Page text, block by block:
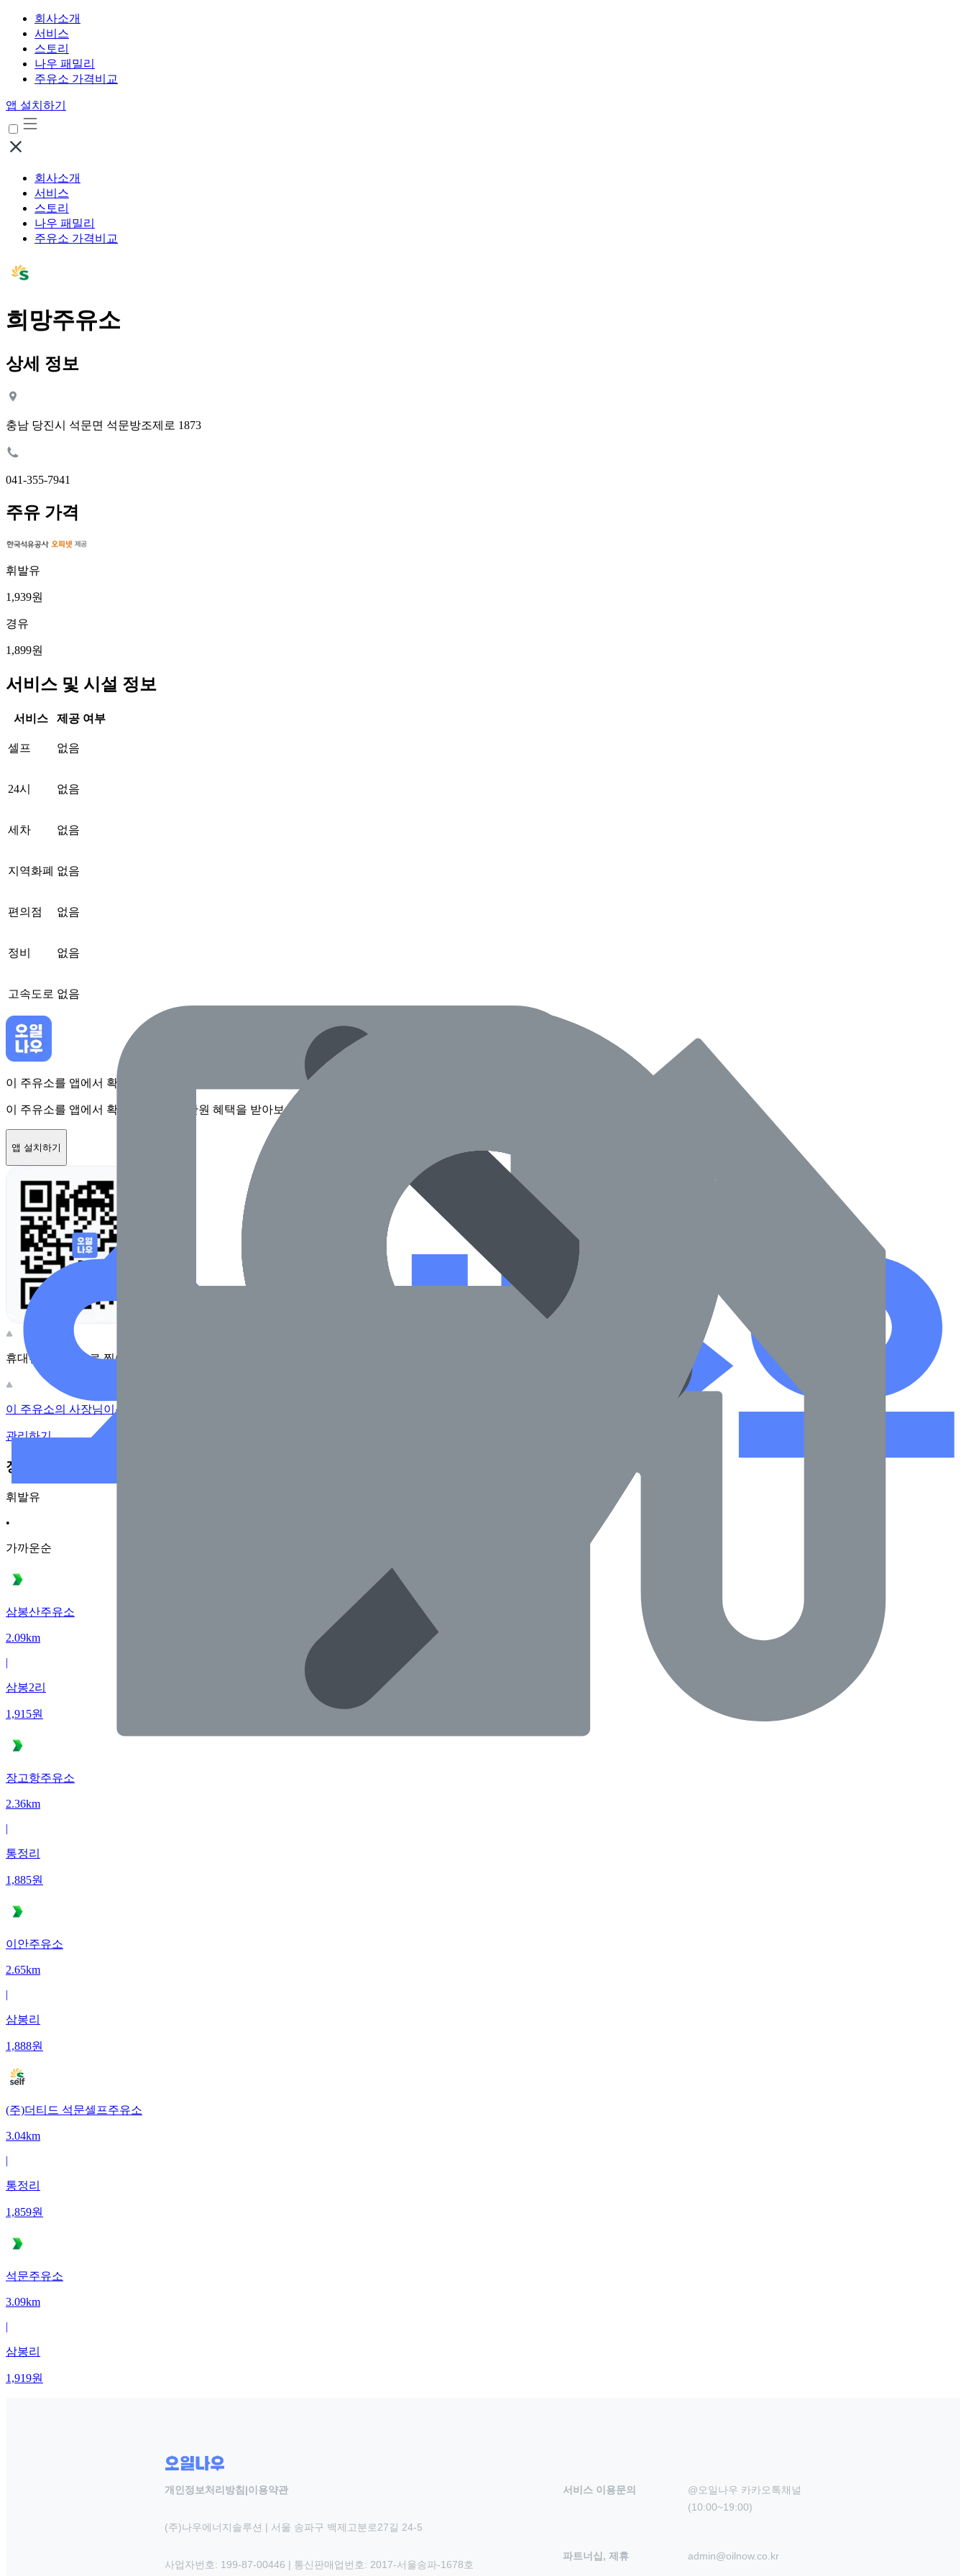
회사소개
서비스
스토리
나우 패밀리
주유소 가격비교
앱 설치하기
회사소개
서비스
스토리
나우 패밀리
주유소 가격비교
희망주유소
상세 정보
충남 당진시 석문면 석문방조제로 1873
041-355-7941
주유 가격
휘발유
1,939원
경유
1,899원
서비스 및 시설 정보
서비스 제공 여부
셀프 없음
24시 없음
세차 없음
지역화폐 없음
편의점 없음
정비 없음
고속도로 없음
이 주유소를 앱에서 확인하고 최대 1만원 혜택을 받아보세요
이 주유소를 앱에서 확인하고 최대 1만원 혜택을 받아보세요
앱 설치하기
휴대전화 카메라로 찍어보세요
이 주유소의 사장님이신가요?
관리하기
장소 근처 주유소
휘발유
•
가까운순
삼봉산주유소
2.09km
|
삼봉2리
1,915원
장고항주유소
2.36km
|
통정리
1,885원
이안주유소
2.65km
|
삼봉리
1,888원
(주)더티드 석문셀프주유소
3.04km
|
통정리
1,859원
석문주유소
3.09km
|
삼봉리
1,919원
개인정보처리방침|이용약관
(주)나우에너지솔루션 | 서울 송파구 백제고분로27길 24-5
사업자번호: 199-87-00446 | 통신판매업번호: 2017-서울송파-1678호
서비스 이용문의
@오일나우 카카오톡채널
(10:00~19:00)
파트너십, 제휴 admin@oilnow.co.kr